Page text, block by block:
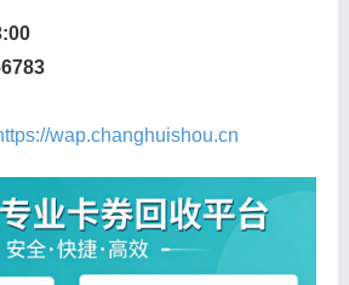
wap.changhuishou.cn